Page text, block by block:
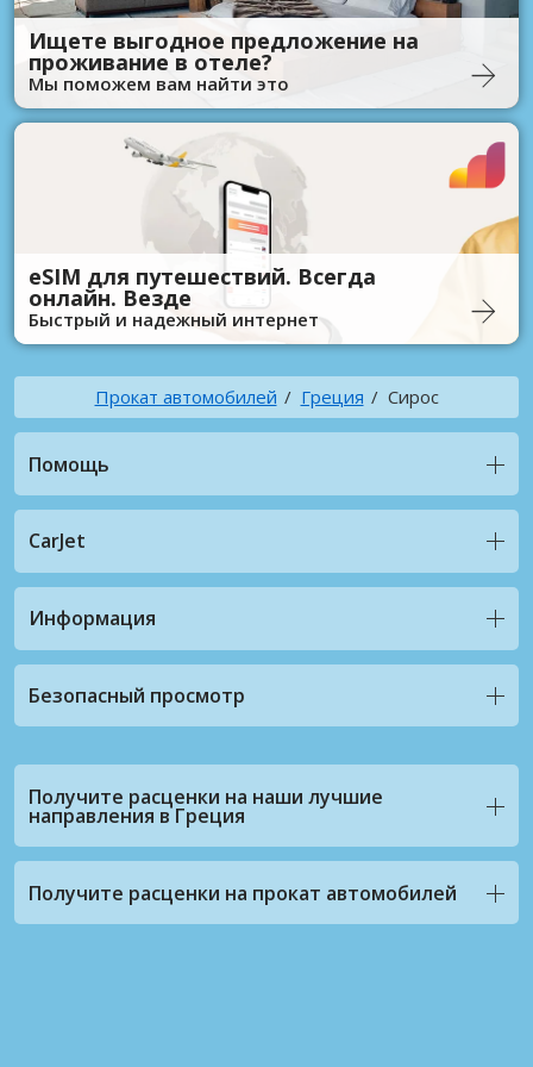
Ищете выгодное предложение на
проживание в отеле?
Мы поможем вам найти это
eSIM для путешествий. Всегда
онлайн. Везде
Быстрый и надежный интернет
Прокат автомобилей Греция Сирос
Помощь
CarJet
Информация
Безопасный просмотр
Получите расценки на наши лучшие
направления в Греция
Получите расценки на прокат автомобилей